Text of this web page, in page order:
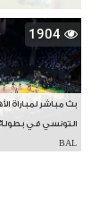
1904
بث مباشر لمباراة
التونسي في بطولة
BAL